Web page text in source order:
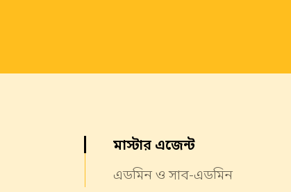
মাস্টার এজেন্ট
এডমিন ও সাব-এডমিন